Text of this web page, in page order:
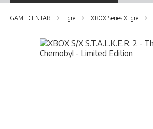
GAME CENTAR Igre XBOX Series X igre
Skip
to